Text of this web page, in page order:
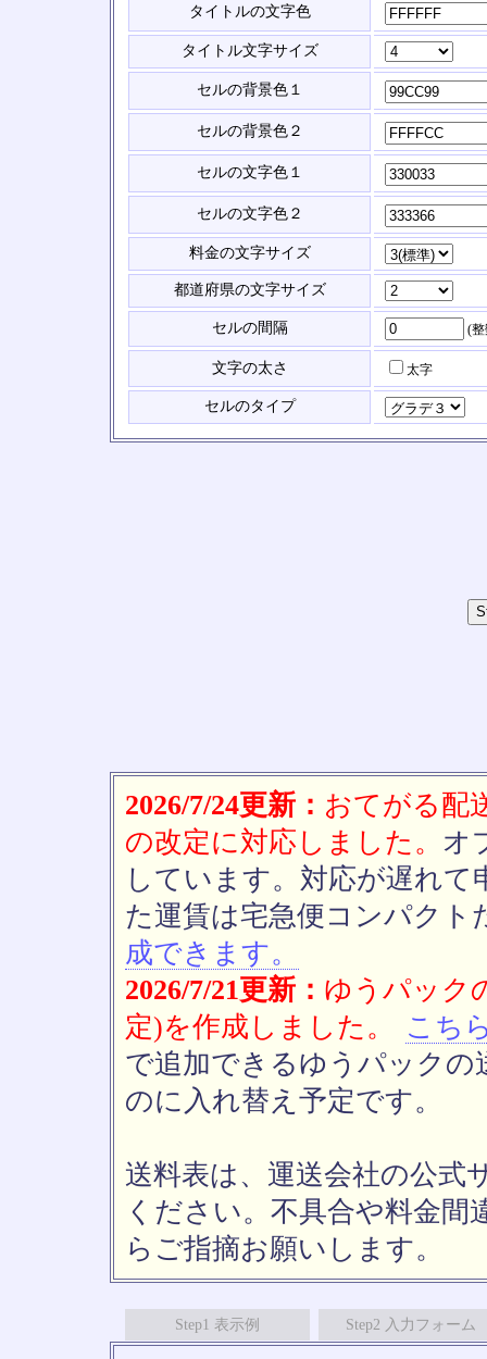
タイトルの文字色
タイトル文字サイズ
セルの背景色１
セルの背景色２
セルの文字色１
セルの文字色２
料金の文字サイズ
都道府県の文字サイズ
セルの間隔 (
文字の太さ 太字
セルのタイプ
2026/7/24更新： おてがる配
の改定に対応しました。 オ
しています。対応が遅れ
た運賃は宅急便コンパクト
成できます。
2026/7/21更新： ゆうパック
定)を作成しました。
こち
で追加できるゆうパックの
のに入れ替え予定です。
送料表は、運送会社の公式
ください。不具合や料金間
らご指摘お願いします。
Step1 表示例 Step2 入力フォーム